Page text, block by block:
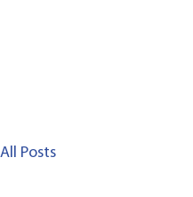
All Posts